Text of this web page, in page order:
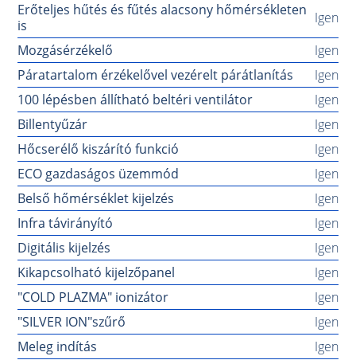
Erőteljes hűtés és fűtés alacsony hőmérsékleten
is
Igen
Mozgásérzékelő
Igen
Páratartalom érzékelővel vezérelt párátlanítás
Igen
100 lépésben állítható beltéri ventilátor
Igen
Billentyűzár
Igen
Hőcserélő kiszárító funkció
Igen
ECO gazdaságos üzemmód
Igen
Belső hőmérséklet kijelzés
Igen
Infra távirányító
Igen
Digitális kijelzés
Igen
Kikapcsolható kijelzőpanel
Igen
"COLD PLAZMA" ionizátor
Igen
"SILVER ION"szűrő
Igen
Meleg indítás
Igen